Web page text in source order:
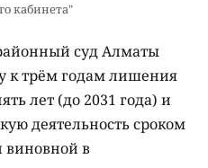
кабинета"
суд Алматы
к трём годам лишения
лет (до 2031 года) и
деятельность сроком
виновной в